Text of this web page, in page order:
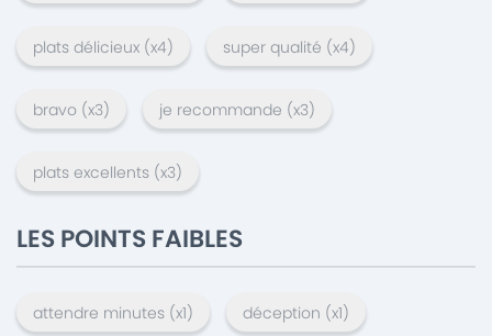
plats délicieux (x4) super qualité (x4)
bravo (x3) je recommande (x3)
plats excellents (x3)
LES POINTS FAIBLES
attendre minutes (x1) déception (x1)